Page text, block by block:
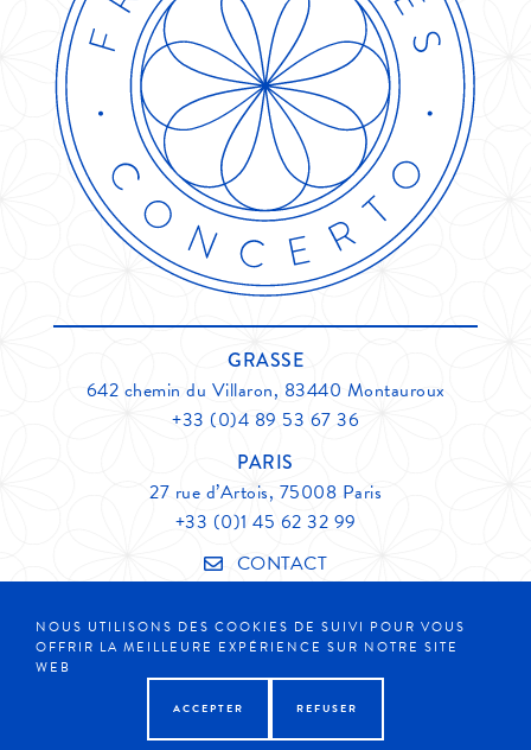
GRASSE
642 chemin du Villaron, 83440 Montauroux
+33 (0)4 89 53 67 36
PARIS
27 rue d’Artois, 75008 Paris
+33 (0)1 45 62 32 99
CONTACT
Membre deGrasse Expertise
NOUS UTILISONS DES COOKIES DE SUIVI POUR VOUS
OFFRIR LA MEILLEURE EXPÉRIENCE SUR NOTRE SITE
WEB
ACCEPTER REFUSER